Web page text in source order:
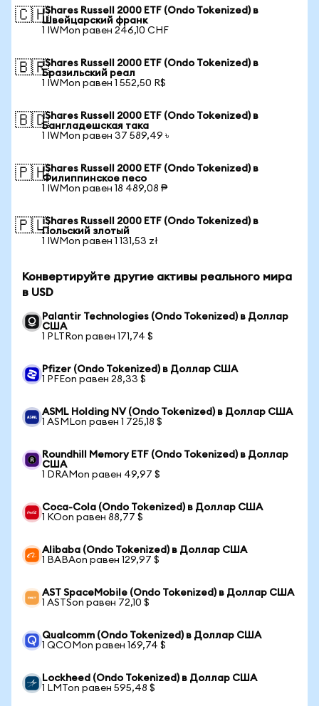
🇨🇭iShares Russell 2000 ETF (Ondo Tokenized) в
Швейцарский франк
1 IWMon равен 246,10 CHF
🇧🇷iShares Russell 2000 ETF (Ondo Tokenized) в
Бразильский реал
1 IWMon равен 1 552,50 R$
🇧🇩iShares Russell 2000 ETF (Ondo Tokenized) в
Бангладешская така
1 IWMon равен 37 589,49 ৳
🇵🇭iShares Russell 2000 ETF (Ondo Tokenized) в
Филиппинское песо
1 IWMon равен 18 489,08 ₱
🇵🇱iShares Russell 2000 ETF (Ondo Tokenized) в
Польский злотый
1 IWMon равен 1 131,53 zł
Конвертируйте другие активы реального мира
в USD
Palantir Technologies (Ondo Tokenized) в Доллар
США
1 PLTRon равен 171,74 $
Pfizer (Ondo Tokenized) в Доллар США
1 PFEon равен 28,33 $
ASML Holding NV (Ondo Tokenized) в Доллар США
1 ASMLon равен 1 725,18 $
Roundhill Memory ETF (Ondo Tokenized) в Доллар
США
1 DRAMon равен 49,97 $
Coca-Cola (Ondo Tokenized) в Доллар США
1 KOon равен 88,77 $
Alibaba (Ondo Tokenized) в Доллар США
1 BABAon равен 129,97 $
AST SpaceMobile (Ondo Tokenized) в Доллар США
1 ASTSon равен 72,10 $
Qualcomm (Ondo Tokenized) в Доллар США
1 QCOMon равен 169,74 $
Lockheed (Ondo Tokenized) в Доллар США
1 LMTon равен 595,48 $